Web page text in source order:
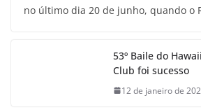
no último dia 20 de junho, quando o
53º Baile do
Club foi sucesso
12 de janeiro de